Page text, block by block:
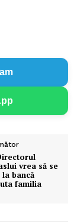
vrea să se
bancă
familia